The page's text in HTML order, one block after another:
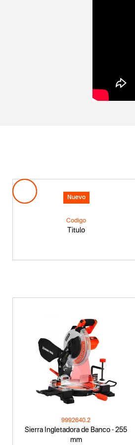
Nuevo
Titulo
Codigo
Sierra Ingletadora de Banco - 255
mm
9992640.2